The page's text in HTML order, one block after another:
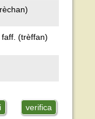
(trèffan)
verifica